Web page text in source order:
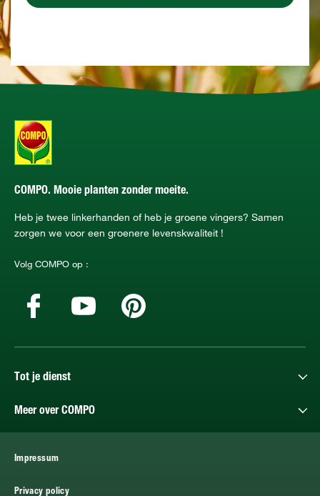
COMPO. Mooie planten zonder moeite.
Heb je twee linkerhanden of heb je groene vingers? Samen
zorgen we voor een groenere levenskwaliteit !
Volg COMPO op :
Tot je dienst
Meer over COMPO
Impressum
Privacy policy